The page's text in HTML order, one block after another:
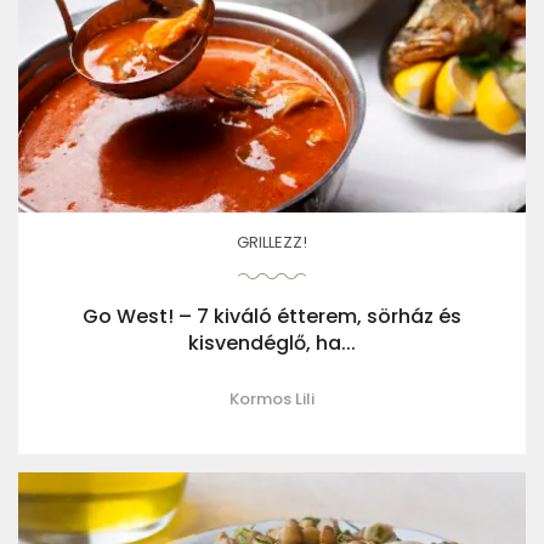
GRILLEZZ!
Go West! – 7 kiváló étterem, sörház és
kisvendéglő, ha...
Kormos Lili